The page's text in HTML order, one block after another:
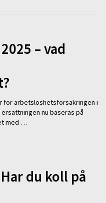
– vad
för arbetslöshetsförsäkringen i
nu baseras på
med …
du koll på